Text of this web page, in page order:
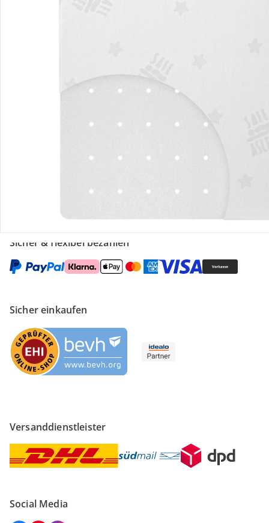
Kontakt & Service
Sicher & flexibel bezahlen
Sicher einkaufen
Versanddienstleister
Social Media